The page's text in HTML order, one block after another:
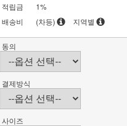
적립금
1%
배송비
(차등) 지역별
동의
결제방식
사이즈